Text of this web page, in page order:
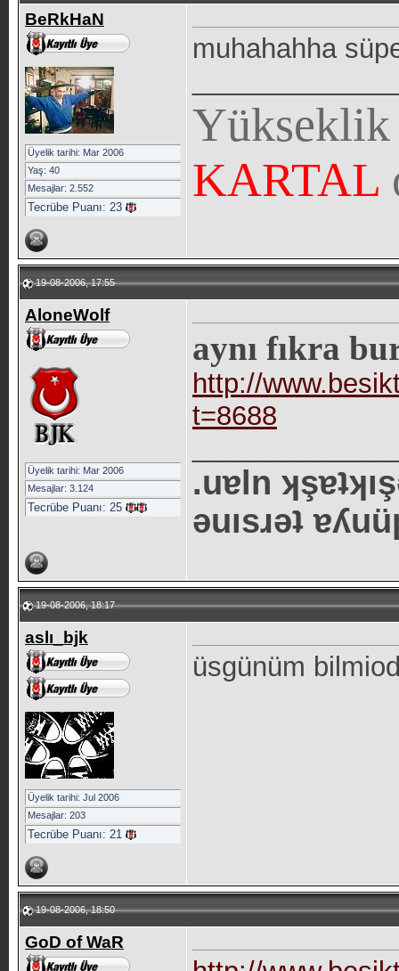
BeRkHaN
Üyelik tarihi: Mar 2006
Yaş: 40
Mesajlar: 2.552
Tecrübe Puanı: 23
muhahahha
Yükseklik
KARTAL
19-08-2006, 17:55
AloneWolf
Üyelik tarihi: Mar 2006
Mesajlar: 3.124
Tecrübe Puanı: 25
aynı fıkra
http://
t=8688
.uɐln
ǝuısɹǝʇ
19-08-2006, 18:17
aslı_bjk
Üyelik tarihi: Jul 2006
Mesajlar: 203
Tecrübe Puanı: 21
üsgünüm
19-08-2006, 18:50
GoD of WaR